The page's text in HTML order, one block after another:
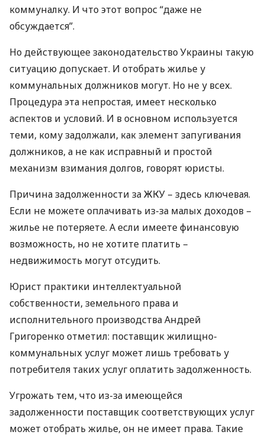
коммуналку. И что этот вопрос “даже не
обсуждается”.
Но действующее законодательство Украины такую
ситуацию допускает. И отобрать жилье у
коммунальных должников могут. Но не у всех.
Процедура эта непростая, имеет несколько
аспектов и условий. И в основном используется
теми, кому задолжали, как элемент запугивания
должников, а не как исправный и простой
механизм взимания долгов, говорят юристы.
Причина задолженности заЖКУ – здесь ключевая.
Если не можете оплачивать из-за малых доходов –
жилье не потеряете. А если имеете финансовую
возможность, но не хотите платить –
недвижимость могут отсудить.
Юрист практики интеллектуальной
собственности, земельного права и
исполнительного производства Андрей
Григоренко отметил: поставщик жилищно-
коммунальных услуг может лишь требовать у
потребителя таких услуг оплатить задолженность.
Угрожать тем, что из-за имеющейся
задолженности поставщик соответствующих услуг
может отобрать жилье, он не имеет права. Такие